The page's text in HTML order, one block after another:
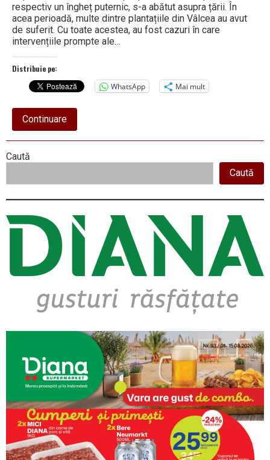
respectiv un îngheț puternic, s-a abătut asupra țării. În
acea perioadă, multe dintre plantațiile din Vâlcea au avut
de suferit. Cu toate acestea, au fost cazuri în care
intervențiile prompte ale…
Distribuie pe:
WhatsApp
Mai mult
Continuareabout
Directorul
Mihăilescu
înghețate
Right
Asides
Caută
Caută